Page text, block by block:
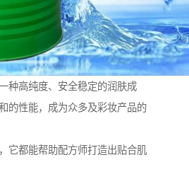
种高纯度、安全稳定的润肤成
的性能，成为众多及彩妆产品的
它都能帮助配方师打造出贴合肌